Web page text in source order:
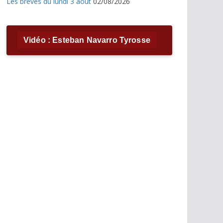
Vidéo : Esteban Navarro Tyrosse